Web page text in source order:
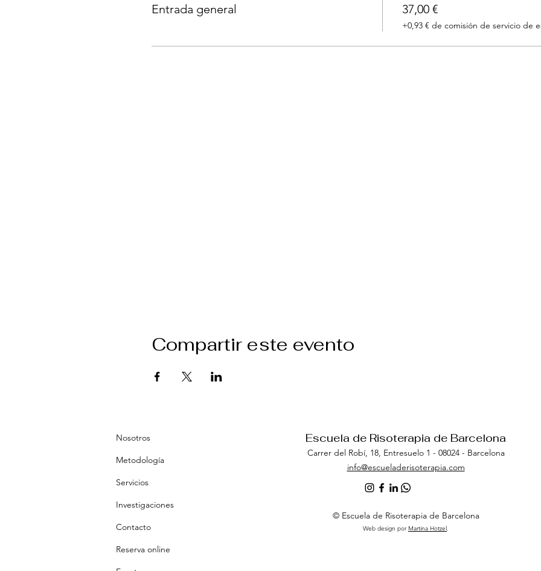
Entrada general 37,00 €
+0,93 € de comisión de servicio de
Compartir este evento
Nosotros
Metodología
Servicios
Investigaciones
Contacto
Reserva online
Escuela de Risoterapia de Barcelona
Carrer del Robí, 18, Entresuelo 1 - 08024 - Barcelona
info@escueladerisoterapia.com
© Escuela de Risoterapia de Barcelona
Web design por Martina Hotzel.